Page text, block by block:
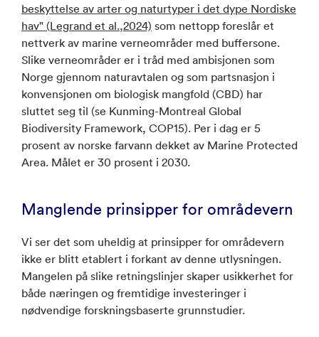
beskyttelse av arter og naturtyper i det dype Nordiske
hav" (Legrand et al.,2024) som nettopp foreslår et
nettverk av marine verneområder med buffersone.
Slike verneområder er i tråd med ambisjonen som
Norge gjennom naturavtalen og som partsnasjon i
konvensjonen om biologisk mangfold (CBD) har
sluttet seg til (se Kunming-Montreal Global
Biodiversity Framework, COP15). Per i dag er 5
prosent av norske farvann dekket av Marine Protected
Area. Målet er 30 prosent i 2030.
Manglende prinsipper for områdevern
Vi ser det som uheldig at prinsipper for områdevern
ikke er blitt etablert i forkant av denne utlysningen.
Mangelen på slike retningslinjer skaper usikkerhet for
både næringen og fremtidige investeringer i
nødvendige forskningsbaserte grunnstudier.